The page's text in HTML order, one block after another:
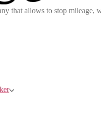
that allows to stop mileage,